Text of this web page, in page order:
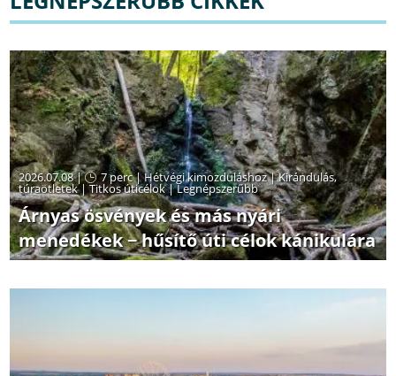
2026.07.08 | 7 perc|Hétvégi kimozduláshoz|Kirándulás,
túraötletek|Titkos úticélok|Legnépszerűbb
Árnyas ösvények és más nyári
menedékek − hűsítő úti célok kánikulára